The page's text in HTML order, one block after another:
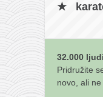
32.000
Pridružite
novo, ali